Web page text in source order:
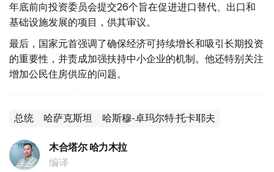
年底前向投资委员会提交26个旨在促进进口替代、出口和
基础设施发展的项目，供其审议。
最后，国家元首强调了确保经济可持续增长和吸引长期投资
的重要性，并责成加强扶持中小企业的机制。他还特别关注
增加公民住房供应的问题。
总统 哈萨克斯坦 哈斯穆-卓玛尔特·托卡耶夫
木合塔尔 哈力木拉
编译